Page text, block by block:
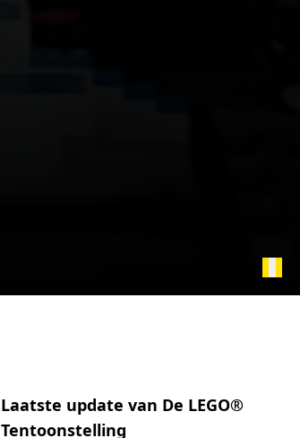
Laatste update van De LEGO®
Tentoonstelling